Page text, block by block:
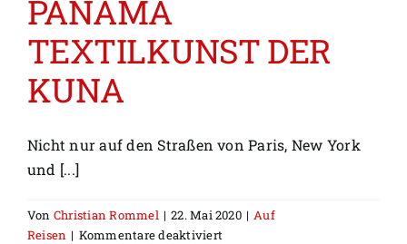
PANAMA
TEXTILKUNST DER
KUNA
Nicht nur auf den Straßen von Paris, New York
und [...]
Von Christian Rommel | 22. Mai 2020 | Auf
Reisen | Kommentare deaktiviertfür